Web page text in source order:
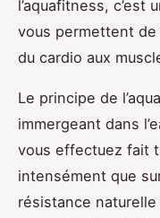
l’aquafitness, c’est
vous permettent de
du cardio aux
Le principe de
immergeant dans
vous effectuez fait
intensément que
résistance